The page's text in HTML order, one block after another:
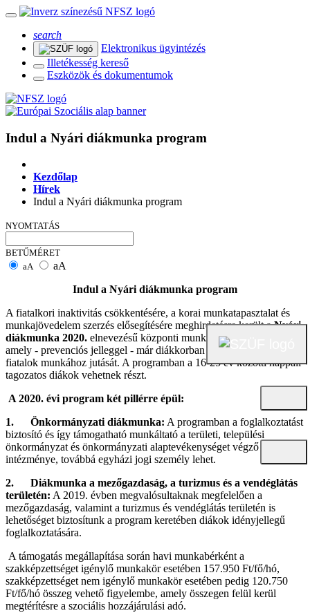
search
Elektronikus ügyintézés
Illetékesség kereső
Eszközök és dokumentumok
Indul a Nyári diákmunka program
Kezdőlap
Hírek
Indul a Nyári diákmunka program
NYOMTATÁS
BETŰMÉRET
aA
aA
Indul a Nyári diákmunka program
A fiatalkori inaktivitás csökkentésére, a korai munkatapasztalat és
munkajövedelem szerzés elősegítésére meghirdetésre került aNyári
diákmunka 2020. elnevezésű központi munkaerőpiaci program,
amely - prevenciós jelleggel - már diákkorban elő kívánja segíteni a
fiatalok munkához jutását. A programban a 16-25 év közötti nappali
tagozatos diákok vehetnek részt.
A 2020. évi program két pillérre épül:
1. Önkormányzati diákmunka: A programban a foglalkoztatást
biztosító és így támogatható munkáltató a területi, települési
önkormányzat és önkormányzati alaptevékenységet végző
intézménye, továbbá egyházi jogi személy lehet.
2. Diákmunka a mezőgazdaság, a turizmus és a vendéglátás
területén: A 2019. évben megvalósultaknak megfelelően a
mezőgazdaság, valamint a turizmus és vendéglátás területén is
lehetőséget biztosítunk a program keretében diákok idényjellegű
foglalkoztatására.
A támogatás megállapítása során havi munkabérként a
szakképzettséget igénylő munkakör esetében 157.950 Ft/fő/hó,
szakképzettséget nem igénylő munkakör esetében pedig 120.750
Ft/fő/hó összeg vehető figyelembe, amely összegen felül kerül
megtérítésre a szociális hozzájárulási adó.